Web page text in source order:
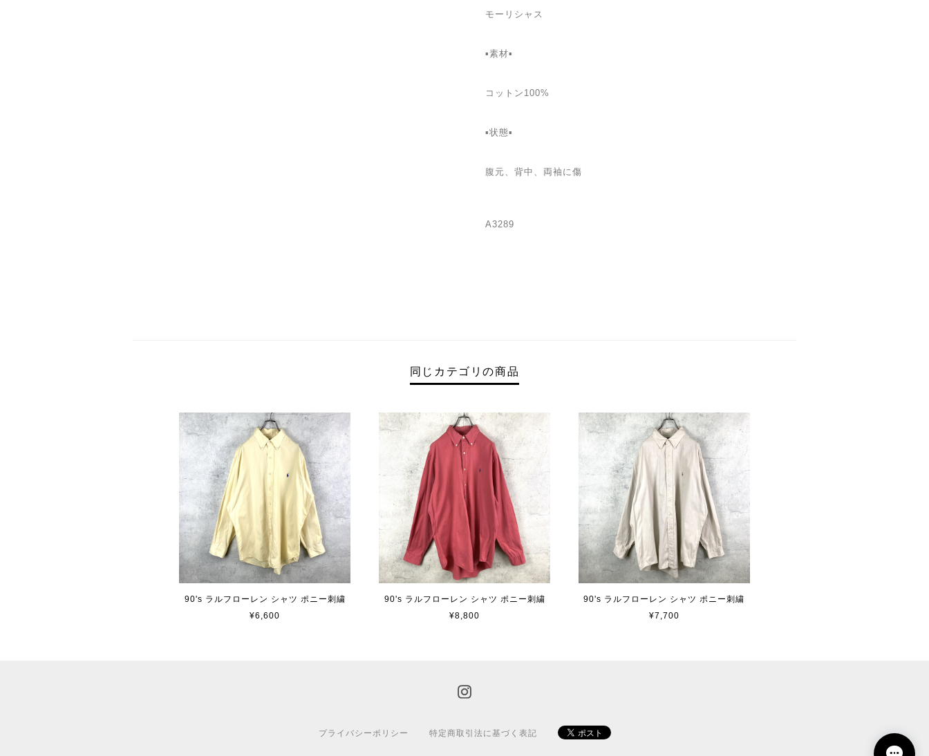
モーリシャス
▪️素材▪️
コットン100%
▪️状態▪️
腹元、背中、両袖に傷
A3289
同じカテゴリの商品
90's ラルフローレン シャツ ポニー刺繍
¥6,600
90's ラルフローレン シャツ ポニー刺繍
¥8,800
90's ラルフローレン シャツ ポニー刺繍
¥7,700
プライバシーポリシー 特定商取引法に基づく表記